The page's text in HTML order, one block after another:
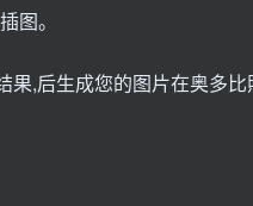
图。
,后生成您的图片在奥多